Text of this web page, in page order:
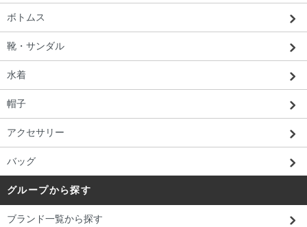
ボトムス
靴・サンダル
水着
帽子
アクセサリー
バッグ
グループから探す
ブランド一覧から探す